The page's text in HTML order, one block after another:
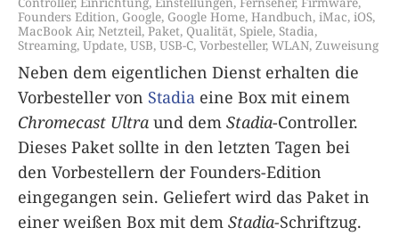
Founders Edition, Google, Google Home, Handbuch, iMac, iOS,
MacBook Air, Netzteil, Paket, Qualität, Spiele, Stadia,
Streaming, Update, USB, USB-C, Vorbesteller, WLAN, Zuweisung
Neben dem eigentlichen Dienst erhalten die
Vorbesteller von Stadia eine Box mit einem
Chromecast Ultra und dem Stadia-Controller.
Dieses Paket sollte in den letzten Tagen bei
den Vorbestellern der Founders-Edition
eingegangen sein. Geliefert wird das Paket in
einer weißen Box mit dem Stadia-Schriftzug.